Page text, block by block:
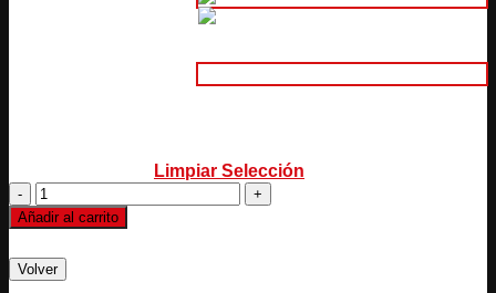
Limpiar Selección
ESTACIONAMIENTO
EXCLUSIVO
CLIENTES
Añadir al carrito